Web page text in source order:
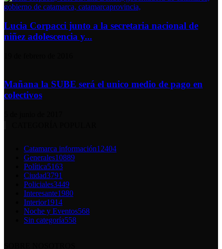
Lucia Corpacci junto a la secretaria nacional de
niñez adolescencia y...
Mañana la SUBE será el unico medio de pago en
colectivos
Catamarca información12404
Generales10889
Política5163
Ciudad3791
Policiales3449
Interesante1980
Interior1914
Noche y Eventos568
Sin categoría558